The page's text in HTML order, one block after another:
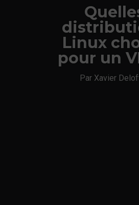
Linux
pour un
Par Xavier